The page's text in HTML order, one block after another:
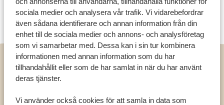
sociala medier och analysera vår trafik. Vi vidarebefordrar
även sådana identifierare och annan information från din
enhet till de sociala medier och annons- och analysföretag
som vi samarbetar med. Dessa kan i sin tur kombinera
informationen med annan information som du har
tillhandahållit eller som de har samlat in när du har använt
deras tjänster.
Vi använder också cookies för att samla in data som
Sentraal Suid,BP Buffelsjagrivier
Tulbagh
Readers Restaurant,Kole & Deeg,The Tastepå Manley